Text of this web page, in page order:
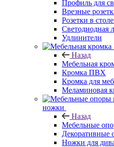
Профиль для
Врезные
Розетки в
Светодиодная
Удлинители
Назад
Мебельная
Кромка ПВХ
Кромка для
Меламиновая
ножки
Назад
Мебельные
Декоративные
Ножки для